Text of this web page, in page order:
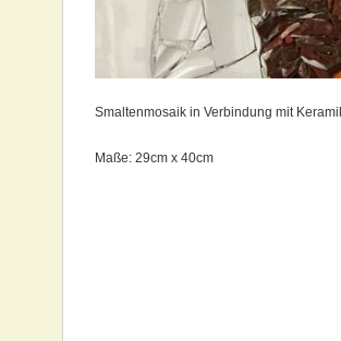
Smaltenmosaik in Verbindung mit
Maße: 29cm x 40cm